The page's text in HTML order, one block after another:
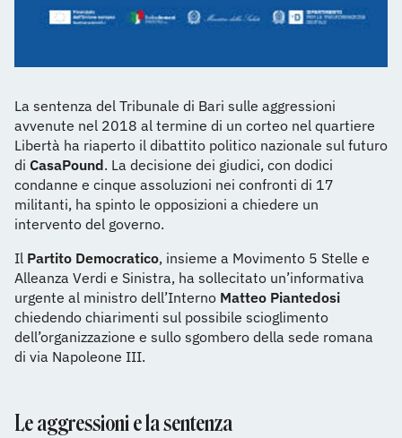
La sentenza del Tribunale di Bari sulle aggressioni
avvenute nel 2018 al termine di un corteo nel quartiere
Libertà ha riaperto il dibattito politico nazionale sul futuro
di CasaPound. La decisione dei giudici, con dodici
condanne e cinque assoluzioni nei confronti di 17
militanti, ha spinto le opposizioni a chiedere un
intervento del governo.
Il Partito Democratico, insieme a Movimento 5 Stelle e
Alleanza Verdi e Sinistra, ha sollecitato un’informativa
urgente al ministro dell’Interno Matteo Piantedosi
chiedendo chiarimenti sul possibile scioglimento
dell’organizzazione e sullo sgombero della sede romana
di via Napoleone III.
Le aggressioni e la sentenza